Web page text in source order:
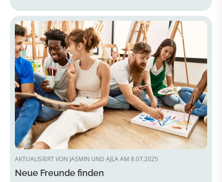
AKTUALISIERT VON JASMIN UND AJLA AM 8.07.2025
Neue Freunde finden